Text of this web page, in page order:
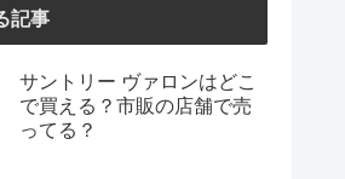
記事
サントリー ヴァロンはどこ
で買える？市販の店舗で売
ってる？